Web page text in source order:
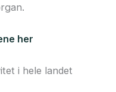
her
i hele landet